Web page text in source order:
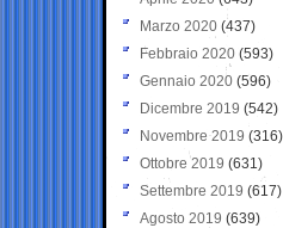
Marzo 2020 (437)
Febbraio 2020 (593)
Gennaio 2020 (596)
Dicembre 2019 (542)
Novembre 2019 (316)
Ottobre 2019 (631)
Settembre 2019 (617)
Agosto 2019 (639)